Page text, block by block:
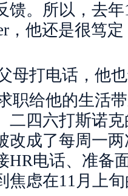
馈。所以，去
，他还是很笃
母打电话，他
职给他的生活
二四六打斯诺
改成了每周一
HR电话、准
焦虑在11月上